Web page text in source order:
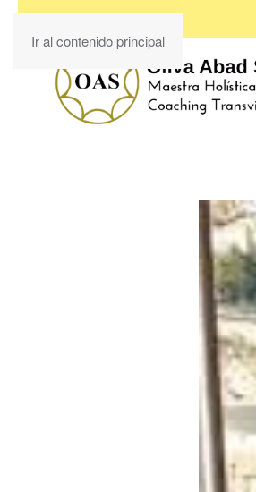
Ir al contenido principal